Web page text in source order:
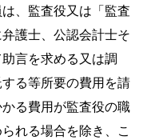
、監査役又は「監査
護士、公認会計士そ
言を求める又は調
る等所要の費用を請
る費用が監査役の職
れる場合を除き、こ